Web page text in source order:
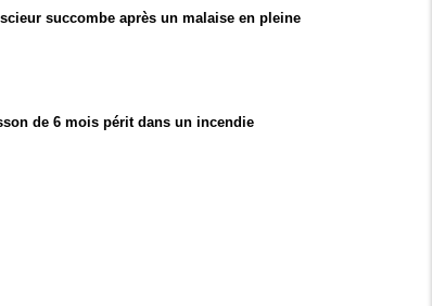
succombe après un malaise en pleine
de 6 mois périt dans un incendie